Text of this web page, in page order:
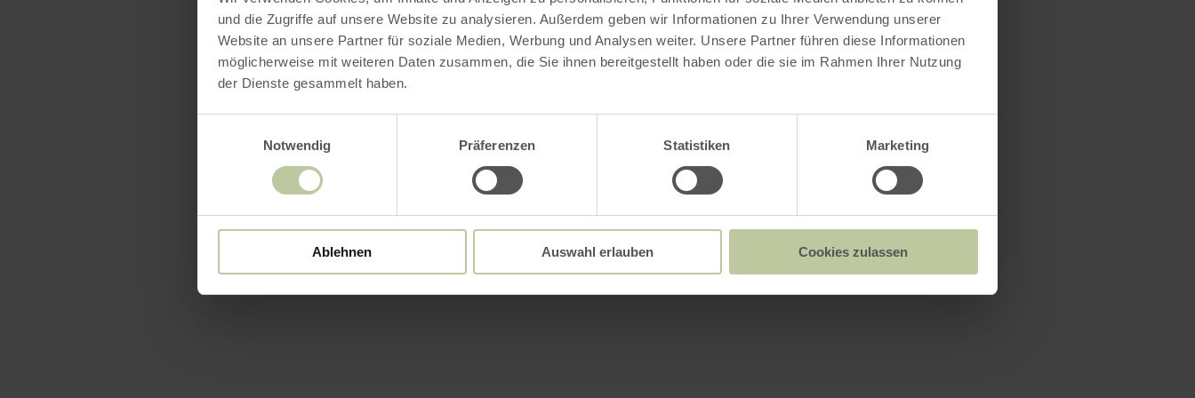
und die Zugriffe auf unsere Website zu analysieren. Außerdem geben wir Informationen zu Ihrer Verwendung unserer
Website an unsere Partner für soziale Medien, Werbung und Analysen weiter. Unsere Partner führen diese Informationen
möglicherweise mit weiteren Daten zusammen, die Sie ihnen bereitgestellt haben oder die sie im Rahmen Ihrer Nutzung
der Dienste gesammelt haben.
Notwendig
Präferenzen Statistiken Marketing
Ablehnen Auswahl erlauben Cookies zulassen